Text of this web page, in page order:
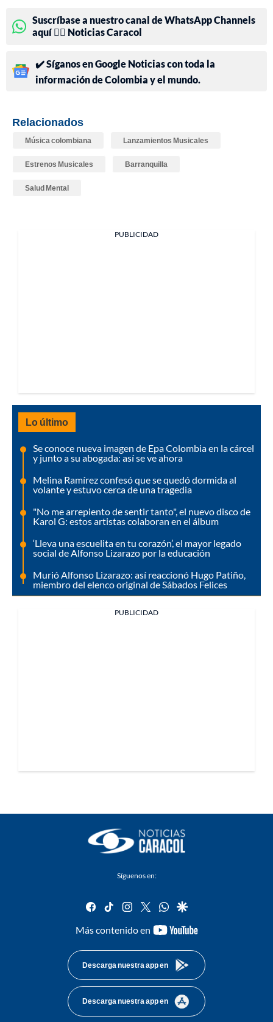
Suscríbase a nuestro canal de WhatsApp Channels
aquí 👉🏻 Noticias Caracol
✔️ Síganos en Google Noticias con toda la
información de Colombia y el mundo.
Relacionados
Música colombiana Lanzamientos Musicales
Estrenos Musicales Barranquilla
Salud Mental
PUBLICIDAD
Lo último
Se conoce nueva imagen de Epa Colombia en la cárcel
y junto a su abogada: así se ve ahora
Melina Ramírez confesó que se quedó dormida al
volante y estuvo cerca de una tragedia
"No me arrepiento de sentir tanto", el nuevo disco de
Karol G: estos artistas colaboran en el álbum
‘Lleva una escuelita en tu corazón’, el mayor legado
social de Alfonso Lizarazo por la educación
Murió Alfonso Lizarazo: así reaccionó Hugo Patiño,
miembro del elenco original de Sábados Felices
PUBLICIDAD
Síguenos en:
facebook
tiktok instagram
twitterwhatsapp
google
Más contenido en
youtube-
Descarga nuestra app en
Descarga nuestra app en